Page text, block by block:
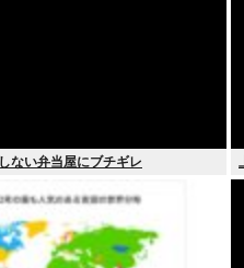
ない弁当屋にブチギレ